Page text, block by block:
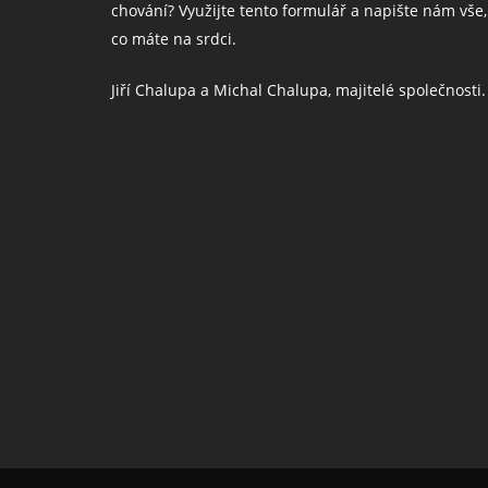
chování? Využijte tento formulář a napište nám vše,
co máte na srdci.
Jiří Chalupa a Michal Chalupa, majitelé společnosti.